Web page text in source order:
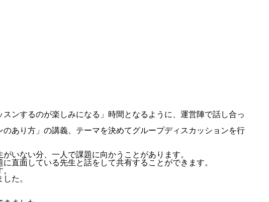
ンするのが楽しみになる」時間となるように、運営陣で話し合っ
あり方」の講義、テーマを決めてグループディスカッションを行
いない分、一人で課題に向かうことがあります。
直面している先生と話をして共有することができます。
た。